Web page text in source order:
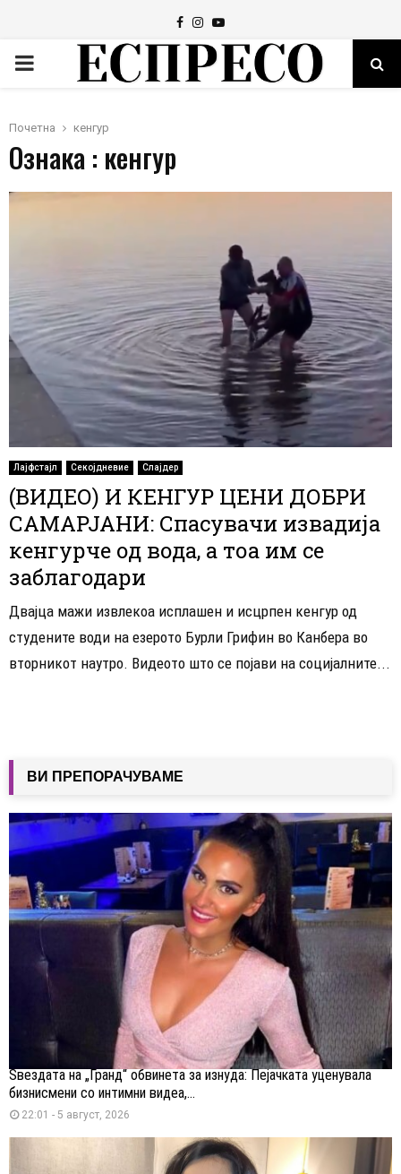
Facebook
Instagram
Youtube
PRIMARY
Почетна кенгур
Ознака : кенгур
Лајфстајл Секојдневие Слајдер
(ВИДЕО) И КЕНГУР ЦЕНИ ДОБРИ
САМАРЈАНИ: Спасувачи извадија
кенгурче од вода, а тоа им се
заблагодари
Двајца мажи извлекоа исплашен и исцрпен кенгур од
студените води на езерото Бурли Грифин во Канбера во
вторникот наутро. Видеото што се појави на социјалните...
ВИ ПРЕПОРАЧУВАМЕ
Ѕвездата на „Гранд“ обвинета за изнуда: Пејачката уценувала
бизнисмени со интимни видеа,...
22:01 - 5 август, 2026